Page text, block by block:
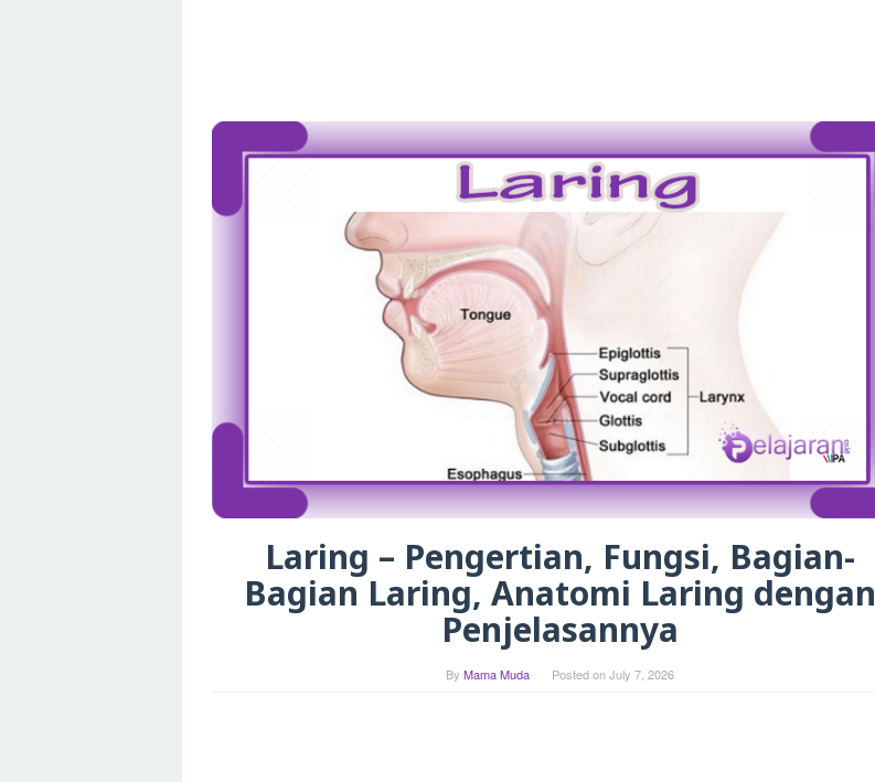
Laring – Pengertian, Fungsi, Bagian-
Bagian Laring, Anatomi Laring dengan
Penjelasannya
By Mama Muda Posted onJuly 7, 2026